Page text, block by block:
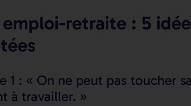
retraite : 5
1 : « On ne peut pas toucher
à travailler. »